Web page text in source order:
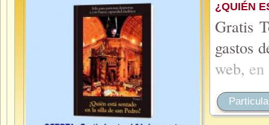
¿QUIÉN
Gratis
gastos
web, en